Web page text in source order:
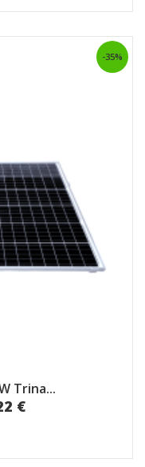
Trina...
€
-35%